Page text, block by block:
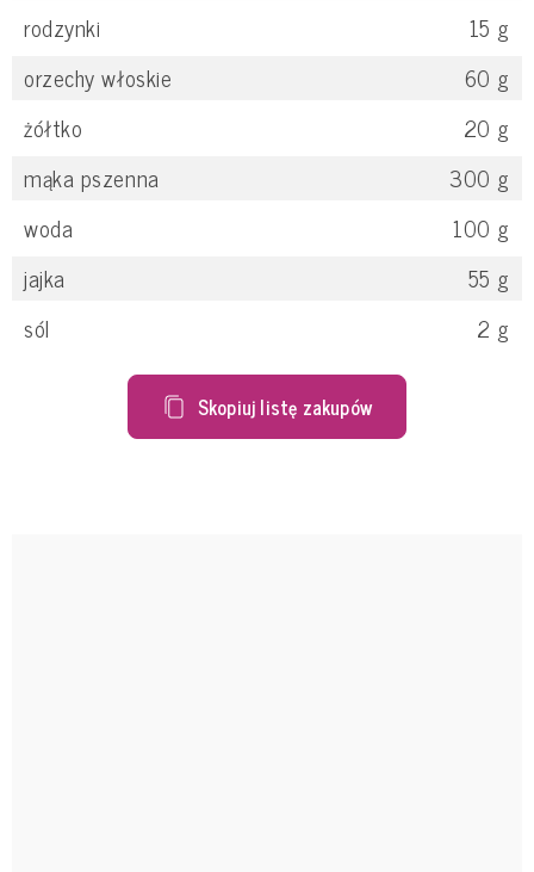
rodzynki
15 g
orzechy włoskie
60 g
żółtko
20 g
mąka pszenna
300 g
woda
100 g
jajka
55 g
sól
2 g
Skopiuj listę zakupów